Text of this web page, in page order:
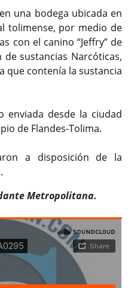
una bodega ubicada en
tolimense, por medio de
con el canino “Jeffry” de
sustancias Narcóticas,
que contenía la sustancia
enviada desde la ciudad
de Flandes-Tolima.
a disposición de la
Metropolitana.